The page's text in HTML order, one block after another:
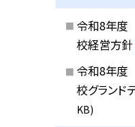
令和8年度
校経営方針
令和8年度
校グランド
KB)